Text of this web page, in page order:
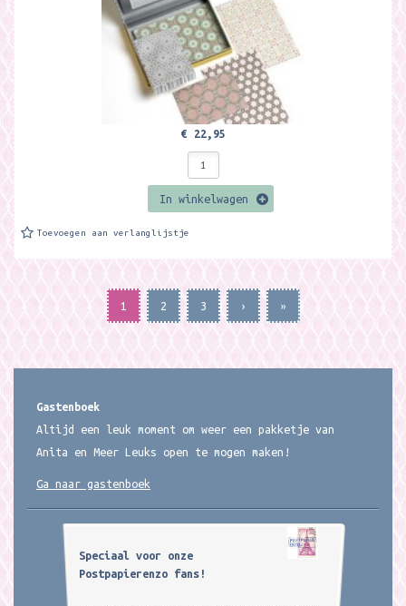
€ 22,95
In winkelwagen
Toevoegen aan verlanglijstje
1 2 3 › »
Gastenboek
Altijd een leuk moment om weer een pakketje van
Anita en Meer Leuks open te mogen maken!
Ga naar gastenboek
Speciaal voor onze
Postpapierenzo fans!